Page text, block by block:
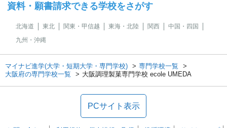
資料・願書請求できる学校をさがす
北海道 東北 関東・甲信越 東海・北陸 関西
中国・四国
九州・沖縄
マイナビ進学(大学・短期大学・専門学校)
専門学校一覧
大阪府の専門学校一覧
大阪調理製菓専門学校 ecole UMEDA
PCサイト表示